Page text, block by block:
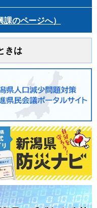
のページへ）
きは